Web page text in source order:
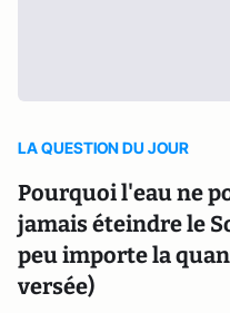
LA QUESTION DU JOUR
Pourquoi l'eau ne
jamais éteindre le
peu importe la
versée)